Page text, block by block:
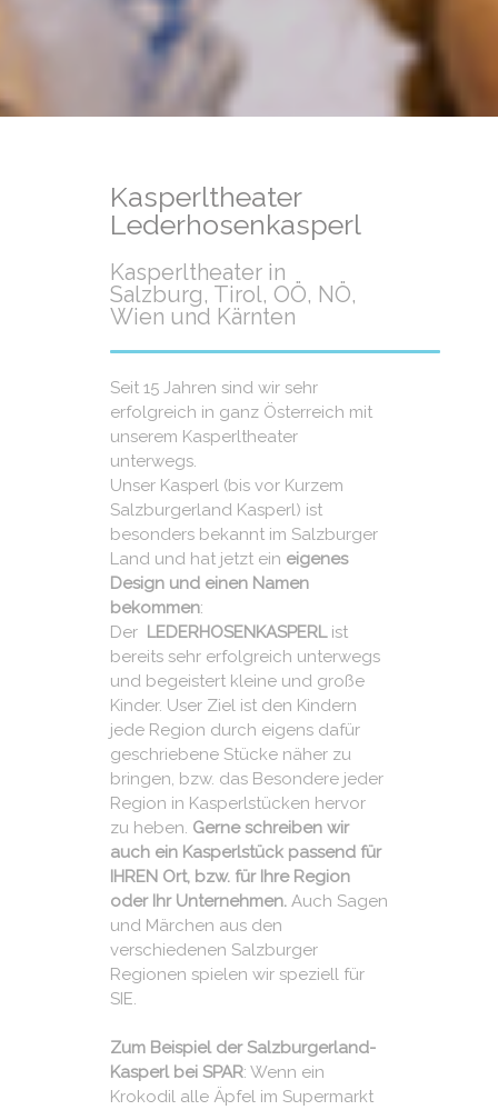
Kasperltheater
Lederhosenkasperl
Kasperltheater in
Salzburg, Tirol, OÖ, NÖ,
Wien und Kärnten
Seit 15 Jahren sind wir sehr
erfolgreich in ganz Österreich mit
unserem Kasperltheater
unterwegs.
Unser Kasperl (bis vor Kurzem
Salzburgerland Kasperl) ist
besonders bekannt im Salzburger
Land und hat jetzt ein eigenes
Design und einen Namen
bekommen:
Der LEDERHOSENKASPERL ist
bereits sehr erfolgreich unterwegs
und begeistert kleine und große
Kinder. User Ziel ist den Kindern
jede Region durch eigens dafür
geschriebene Stücke näher zu
bringen, bzw. das Besondere jeder
Region in Kasperlstücken hervor
zu heben. Gerne schreiben wir
auch ein Kasperlstück passend für
IHREN Ort, bzw. für Ihre Region
oder Ihr Unternehmen. Auch Sagen
und Märchen aus den
verschiedenen Salzburger
Regionen spielen wir speziell für
SIE.
Zum Beispiel der Salzburgerland-
Kasperl bei SPAR: Wenn ein
Krokodil alle Äpfel im Supermarkt